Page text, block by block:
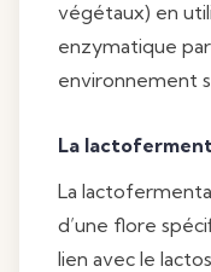
végétaux) en
enzymatique
environnement
La
La
d’une flore
lien avec le